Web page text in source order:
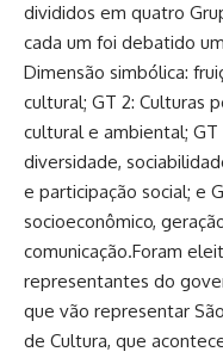
divididos em quatro
cada um foi debatido
Dimensão simbólica:
cultural; GT 2: Culturas
cultural e ambiental; GT
diversidade,
e participação social; e
socioeconômico,
comunicação.Foram
representantes do
que vão representar
de Cultura, que